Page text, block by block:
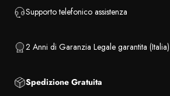
Supporto telefonico assistenza
2 Anni di Garanzia Legale garantita (Italia)
Spedizione Gratuita